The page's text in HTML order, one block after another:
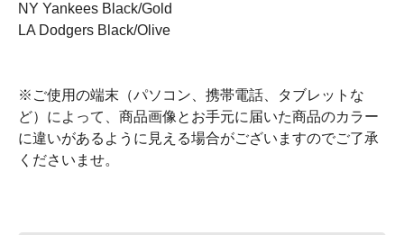
NY Yankees Black/Gold
LA Dodgers Black/Olive
※ご使用の端末（パソコン、携帯電話、タブレットな
ど）によって、商品画像とお手元に届いた商品のカラー
に違いがあるように見える場合がございますのでご了承
くださいませ。